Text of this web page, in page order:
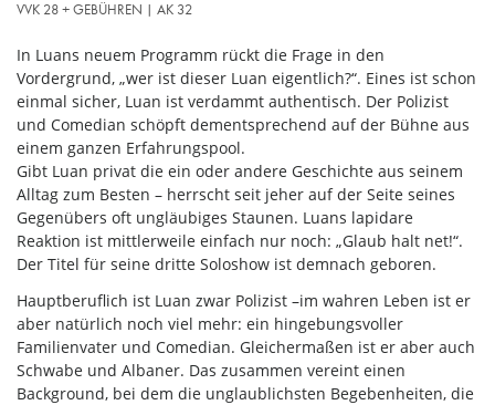
VVK 28 + GEBÜHREN | AK 32
In Luans neuem Programm rückt die Frage in den
Vordergrund, „wer ist dieser Luan eigentlich?“. Eines ist schon
einmal sicher, Luan ist verdammt authentisch. Der Polizist
und Comedian schöpft dementsprechend auf der Bühne aus
einem ganzen Erfahrungspool.
Gibt Luan privat die ein oder andere Geschichte aus seinem
Alltag zum Besten – herrscht seit jeher auf der Seite seines
Gegenübers oft ungläubiges Staunen. Luans lapidare
Reaktion ist mittlerweile einfach nur noch: „Glaub halt net!“.
Der Titel für seine dritte Soloshow ist demnach geboren.
Hauptberuflich ist Luan zwar Polizist –im wahren Leben ist er
aber natürlich noch viel mehr: ein hingebungsvoller
Familienvater und Comedian. Gleichermaßen ist er aber auch
Schwabe und Albaner. Das zusammen vereint einen
Background, bei dem die unglaublichsten Begebenheiten, die